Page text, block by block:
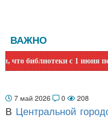
ВАЖНО
с 1 июня
7 май 2026 0 208
В Центральной